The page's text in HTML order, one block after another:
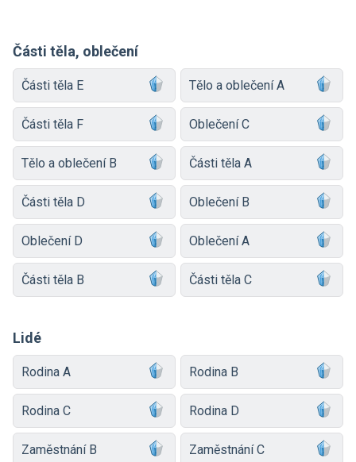
Části těla, oblečení
Části těla E Tělo a oblečení A
Části těla F Oblečení C
Tělo a oblečení B Části těla A
Části těla D Oblečení B
Oblečení D Oblečení A
Části těla B Části těla C
Lidé
Rodina A Rodina B
Rodina C Rodina D
Zaměstnání B Zaměstnání C